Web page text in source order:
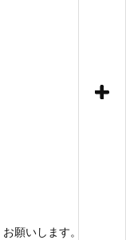
願いします。